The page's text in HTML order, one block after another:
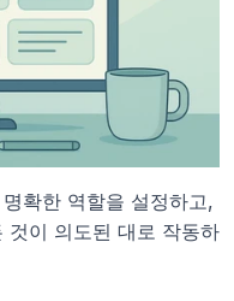
확한 역할을 설정하고,
것이 의도된 대로 작동하